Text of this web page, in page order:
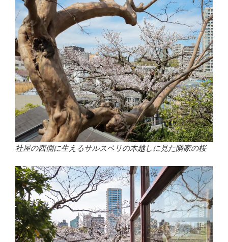
社屋の西側に生えるサルスベリの木越しに見た隣家の桜